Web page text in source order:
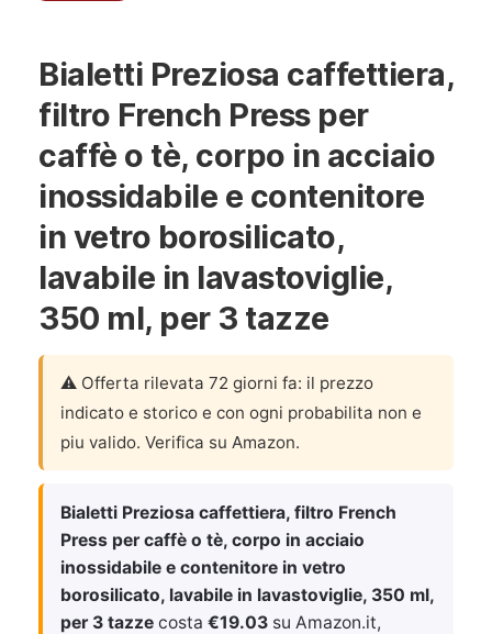
Bialetti Preziosa caffettiera,
filtro French Press per
caffè o tè, corpo in acciaio
inossidabile e contenitore
in vetro borosilicato,
lavabile in lavastoviglie,
350 ml, per 3 tazze
⚠️ Offerta rilevata 72 giorni fa: il prezzo
indicato e storico e con ogni probabilita non e
piu valido. Verifica su Amazon.
Bialetti Preziosa caffettiera, filtro French
Press per caffè o tè, corpo in acciaio
inossidabile e contenitore in vetro
borosilicato, lavabile in lavastoviglie, 350 ml,
per 3 tazze costa €19.03 su Amazon.it,